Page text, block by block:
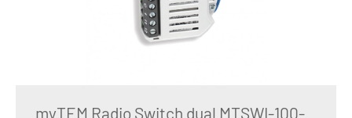
myTEM Radio Switch dual MTSWI-100-